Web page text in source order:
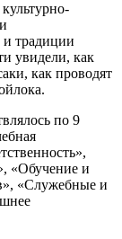
и традиции
увидели, как
как проводят
по 9
«Обучение и
«Служебные и